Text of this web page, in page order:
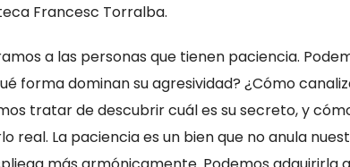
Francesc Torralba.
a las personas que tienen paciencia.
forma dominan su agresividad? ¿Cómo
tratar de descubrir cuál es su secreto, y
real. La paciencia es un bien que no anula